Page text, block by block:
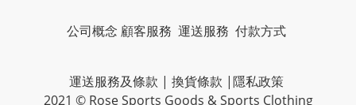
公司概念 顧客服務 運送服務 付款方式
運送服務及條款 | 換貨條款 |隱私政策
2021 © Rose Sports Goods & Sports Clothing